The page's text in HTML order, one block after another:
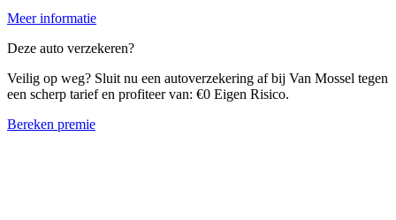
Meer informatie
Deze auto verzekeren?
Veilig op weg? Sluit nu een autoverzekering af bij Van Mossel tegen
een scherp tarief en profiteer van: €0 Eigen Risico.
Bereken premie